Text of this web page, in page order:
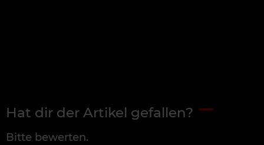
Hat dir der Artikel gefallen?
Bitte bewerten.